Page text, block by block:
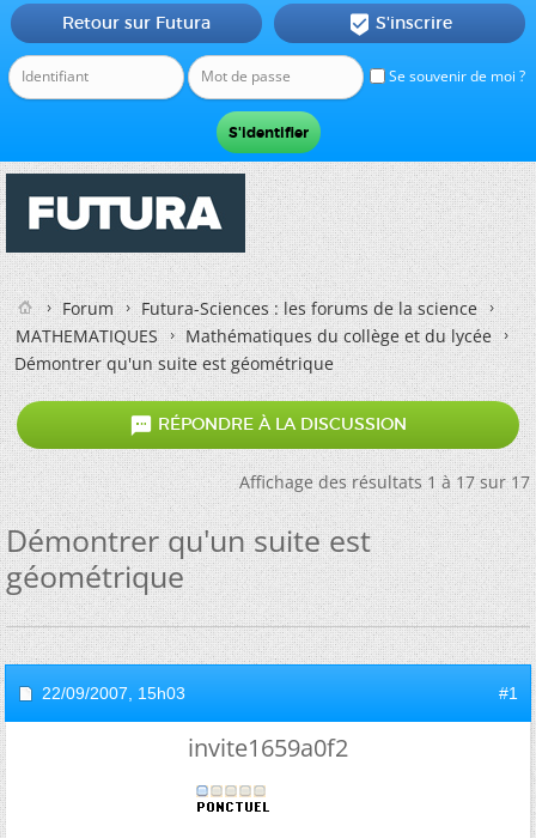
Se souvenir de moi ?
Retour sur Futura  S'inscrire
Forum
Futura-Sciences : les forums de la science
MATHEMATIQUES
Mathématiques du collège et du lycée
Démontrer qu'un suite est géométrique
 RÉPONDRE À LA DISCUSSION
Affichage des résultats 1 à 17 sur 17
Démontrer qu'un suite est
géométrique
22/09/2007, 15h03 #1
invite1659a0f2